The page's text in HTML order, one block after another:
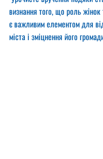
визнання того, що роль жінок
є важливим елементом для
міста і зміцнення його